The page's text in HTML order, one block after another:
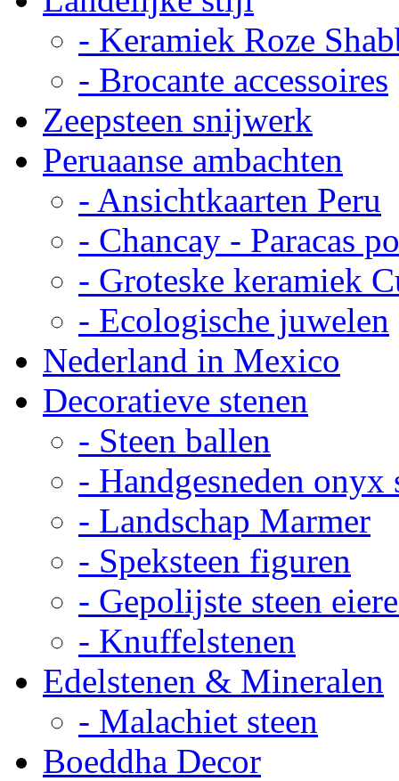
- Keramiek Roze
- Brocante accessoires
Zeepsteen snijwerk
Peruaanse ambachten
- Ansichtkaarten Peru
- Chancay - Paracas
- Groteske keramiek
- Ecologische juwelen
Nederland in Mexico
Decoratieve stenen
- Steen ballen
- Handgesneden onyx
- Landschap Marmer
- Speksteen figuren
- Gepolijste steen
- Knuffelstenen
Edelstenen & Mineralen
- Malachiet steen
Boeddha Decor